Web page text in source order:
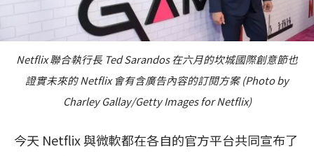
Netflix 聯合執行長 Ted Sarandos 在六月的坎城國際創意節也
證實未來的 Netflix 會有含廣告內容的訂閱方案 (Photo by
Charley Gallay/Getty Images for Netflix)
今天 Netflix 與微軟都在各自的官方平台共同宣布了